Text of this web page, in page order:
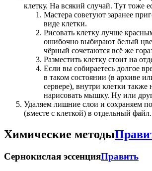
клетку. На всякий случай. Тут тоже
Мастера советуют заранее
виде клетки.
Рисовать клетку лучше
ошибочно выбирают белый
чёрный сочетаются всё же
Разместить клетку стоит на
Если вы собираетесь долгое
в таком состоянии (в архиве
сервере), внутри клетки также
нарисовать мышку. Ну или
Удаляем лишние слои и сохраняем
(вместе с клеткой) в отдельный файл.
Химические методы
Сернокислая эссенцияПравить